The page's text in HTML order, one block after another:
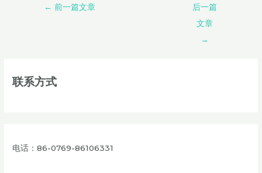
← 前一篇文章
后一篇
文章
→
联系方式
电话：86-0769-86106331